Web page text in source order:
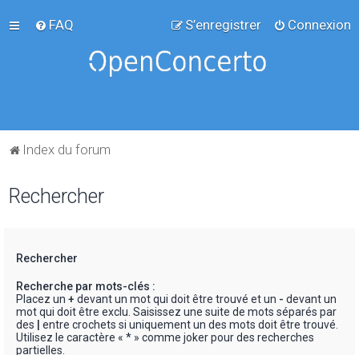
FAQ Connexion
S’enregistrer
Index du forum
Rechercher
Rechercher
Recherche par mots-clés :
Placez un + devant un mot qui doit être trouvé et un - devant un
mot qui doit être exclu. Saisissez une suite de mots séparés par
des
entre crochets si uniquement un des mots doit être trouvé.
Utilisez le caractère « * » comme joker pour des recherches
partielles.